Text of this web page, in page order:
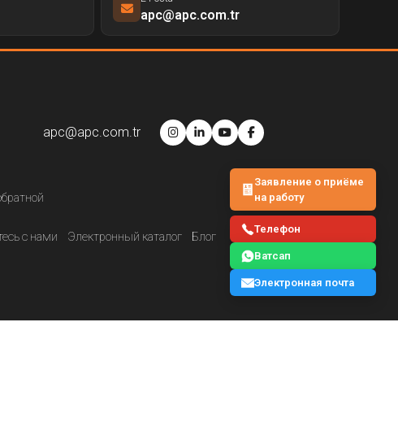
apc@apc.com.tr
apc@apc.com.tr
с нами Электронный каталог Блог
Заявление о приёме
на работу
Телефон
Ватсап
Электронная почта